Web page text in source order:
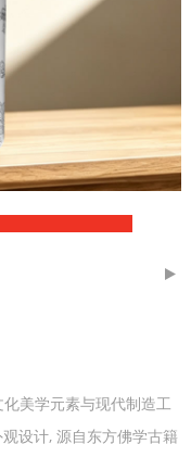
美学元素与现代制造工
设计, 源自东方佛学古籍